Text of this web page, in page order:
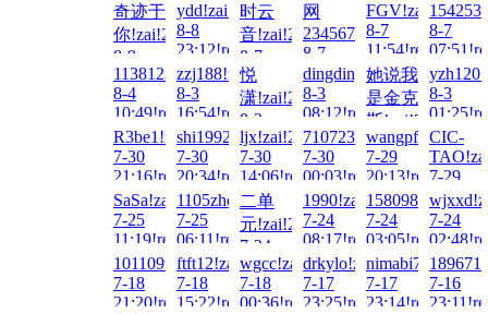
奇迹于
你!zai!2026-
8-9
02:05!read!
ydd!zai!2026-
8-8
23:12!read!
时云
音!zai!2026-
8-7
12:26!read!
网
23456789!zai!2026-
8-7
12:06!read!
FGV!zai!2026-
8-7
11:54!read!
8-7
1138123980!zai!2026-
8-4
10:49!read!
zzj188!zai!2026-
8-3
16:54!read!
悦
潇!zai!2026-
8-3
14:27!read!
dingding0112!zai!2026-
8-3
08:12!read!
她说我
是金克
斯!zai!2026-
8-3
01:54!read!
8-3
R3be1!zai!2026-
7-30
21:16!read!
shi19921228!zai!2026-
7-30
20:34!read!
ljx!zai!2026-
7-30
14:06!read!
71072325!zai!2026-
7-30
00:03!read!
7-29
20:13!read!
CIC-
7-29
SaSa!zai!2026-
7-25
11:19!read!
1105zhen!zai!2026-
7-25
06:11!read!
二单
元!zai!2026-
7-24
21:51!read!
1990!zai!2026-
7-24
08:17!read!
7-24
03:05!read!
7-24
101109tt!zai!2026-
7-18
21:20!read!
ftft12!zai!2026-
7-18
15:22!read!
wgcc!zai!2026-
7-18
00:36!read!
drkylo!zai!2026-
7-17
23:25!read!
7-17
23:14!read!
7-16